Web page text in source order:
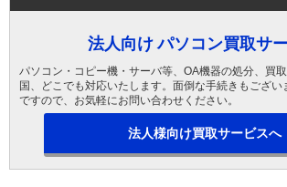
法人向け パソコン買取サ
パソコン・コピー機・サーバ等、OA機器の処分、買
国、どこでも対応いたします。面倒な手続きもござ
ですので、お気軽にお問い合わせください。
法人様向け買取サービスへ